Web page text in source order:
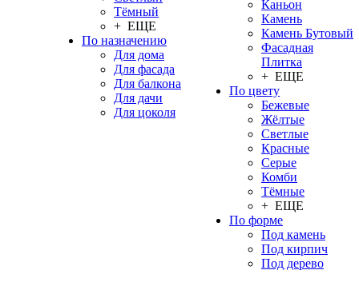
Тёмный
+ ЕЩЕ
По назначению
Для дома
Для фасада
Для балкона
Для дачи
Для цоколя
Каньон
Камень
Камень Бутовый
Фасадная
Плитка
+ ЕЩЕ
По цвету
Бежевые
Жёлтые
Светлые
Красные
Серые
Комби
Тёмные
+ ЕЩЕ
По форме
Под камень
Под кирпич
Под дерево